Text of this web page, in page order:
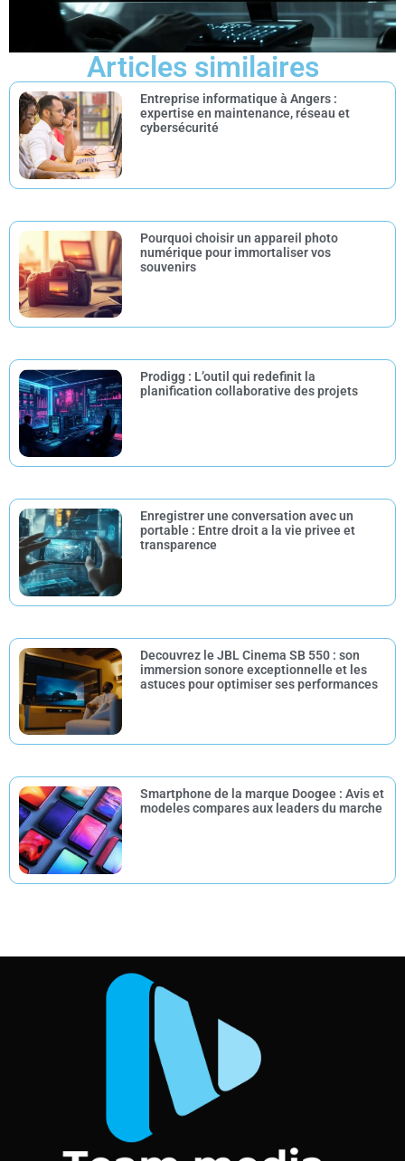
Articles similaires
Entreprise informatique à Angers :
expertise en maintenance, réseau et
cybersécurité
Pourquoi choisir un appareil photo
numérique pour immortaliser vos
souvenirs
Prodigg : L’outil qui redefinit la
planification collaborative des projets
Enregistrer une conversation avec un
portable : Entre droit a la vie privee et
transparence
Decouvrez le JBL Cinema SB 550 : son
immersion sonore exceptionnelle et les
astuces pour optimiser ses performances
Smartphone de la marque Doogee : Avis et
modeles compares aux leaders du marche